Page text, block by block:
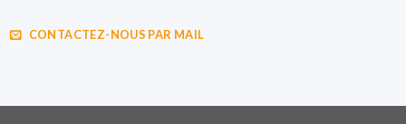
CONTACTEZ-NOUS PAR MAIL